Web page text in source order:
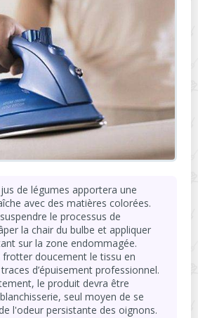
de légumes apportera une
avec des matières colorées.
le processus de
la chair du bulbe et appliquer
sur la zone endommagée.
frotter doucement le tissu en
d’épuisement professionnel.
le produit devra être
seul moyen de se
l'odeur persistante des oignons.